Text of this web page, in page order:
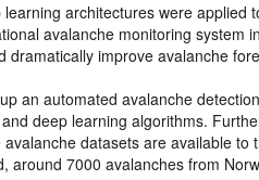
architectures were applied
avalanche monitoring system
improve avalanche
an automated avalanche
deep learning algorithms.
datasets are available
around 7000 avalanches from